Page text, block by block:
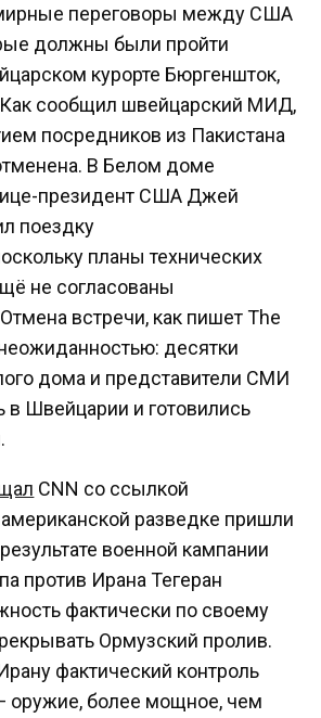
переговоры между США
должны были пройти
курорте Бюргеншток,
сообщил швейцарский МИД,
посредников из Пакистана
В Белом доме
президент США Джей
поездку
планы технических
не согласованы
встречи, как пишет The
десятки
дома и представители СМИ
в Швейцарии и готовились
CNN со ссылкой
американской разведке пришли
военной кампании
против Ирана Тегеран
фактически по своему
Ормузский пролив.
фактический контроль
оружие, более мощное, чем